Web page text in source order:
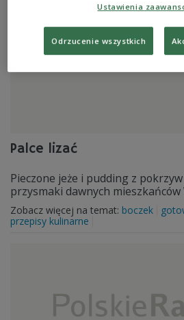
Palce lizać
Pieczone jeże i pudding z
przysmaki dawnych
Zobacz więcej na temat: boczek
przepisy kulinarne
Ustawienia
Odrzucenie wszystkich